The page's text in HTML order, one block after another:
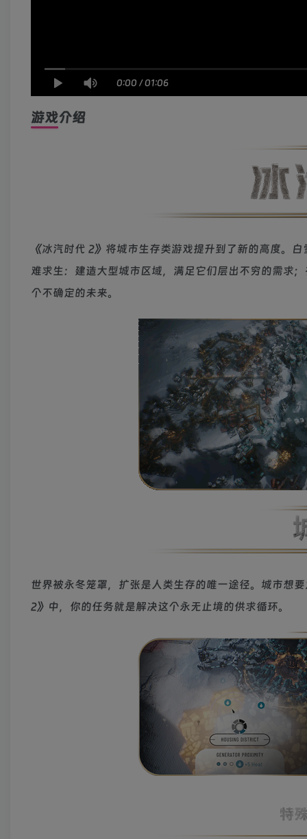
0:00 /01:06
游戏介绍
《冰汽时代 2》将城市生存类游戏提升到了新的高度。
难求生：建造大型城市区域，满足它们层出不穷的需求
个不确定的未来。
世界被永冬笼罩，扩张是人类生存的唯一途径。城市想
2》中，你的任务就是解决这个永无止境的供求循环。